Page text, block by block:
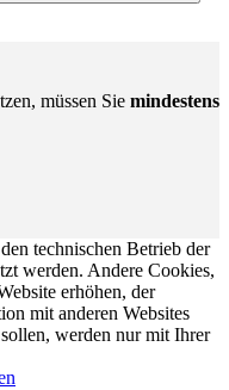
müssen Sie mindestens
technischen Betrieb der
werden. Andere Cookies,
erhöhen, der
mit anderen Websites
werden nur mit Ihrer